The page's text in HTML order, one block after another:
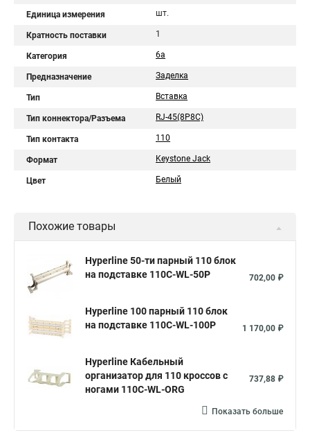
Единица измерения шт.
Кратность поставки 1
Категория 6a
Предназначение Заделка
Тип Вставка
Тип коннектора/Разъема RJ-45(8P8C)
Тип контакта 110
Формат Keystone Jack
Цвет Белый
Похожие товары
Hyperline 50-ти парный 110 блок
на подставке 110C-WL-50P
702,00 ₽
Hyperline 100 парный 110 блок
на подставке 110C-WL-100P
1 170,00 ₽
Hyperline Кабельный
организатор для 110 кроссов с
ногами 110C-WL-ORG
737,88 ₽
Показать больше